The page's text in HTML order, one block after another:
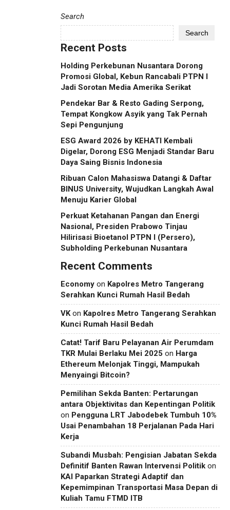
Search
Search
Recent Posts
Holding Perkebunan Nusantara Dorong
Promosi Global, Kebun Rancabali PTPN I
Jadi Sorotan Media Amerika Serikat
Pendekar Bar & Resto Gading Serpong,
Tempat Kongkow Asyik yang Tak Pernah
Sepi Pengunjung
ESG Award 2026 by KEHATI Kembali
Digelar, Dorong ESG Menjadi Standar Baru
Daya Saing Bisnis Indonesia
Ribuan Calon Mahasiswa Datangi & Daftar
BINUS University, Wujudkan Langkah Awal
Menuju Karier Global
Perkuat Ketahanan Pangan dan Energi
Nasional, Presiden Prabowo Tinjau
Hilirisasi Bioetanol PTPN I (Persero),
Subholding Perkebunan Nusantara
Recent Comments
Economy on Kapolres Metro Tangerang
Serahkan Kunci Rumah Hasil Bedah
VKon Kapolres Metro Tangerang Serahkan
Kunci Rumah Hasil Bedah
Catat! Tarif Baru Pelayanan Air Perumdam
TKR Mulai Berlaku Mei 2025 on Harga
Ethereum Melonjak Tinggi, Mampukah
Menyaingi Bitcoin?
Pemilihan Sekda Banten: Pertarungan
antara Objektivitas dan Kepentingan Politik
on Pengguna LRT Jabodebek Tumbuh 10%
Usai Penambahan 18 Perjalanan Pada Hari
Kerja
Subandi Musbah: Pengisian Jabatan Sekda
Definitif Banten Rawan Intervensi Politik on
KAI Paparkan Strategi Adaptif dan
Kepemimpinan Transportasi Masa Depan di
Kuliah Tamu FTMD ITB